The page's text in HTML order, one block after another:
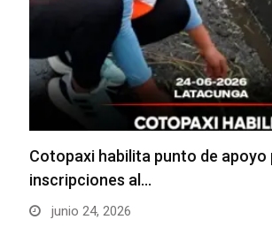
Cotopaxi habilita punto de apoyo
inscripciones al…
junio 24, 2026